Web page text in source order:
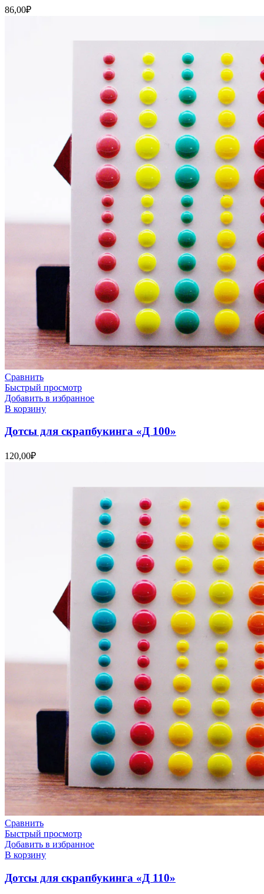
86,00₽
Сравнить
Быстрый просмотр
Добавить в избранное
В корзину
Дотсы для скрапбукинга «Д 100»
120,00₽
Сравнить
Быстрый просмотр
Добавить в избранное
В корзину
Дотсы для скрапбукинга «Д 110»